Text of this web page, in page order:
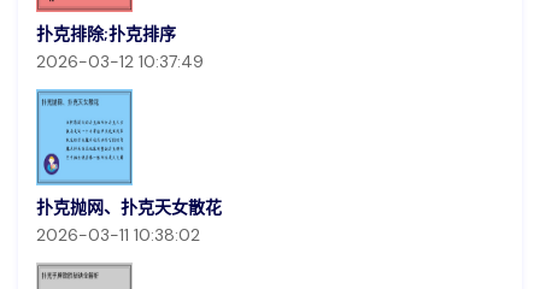
扑克排除;扑克排序
2026-03-12 10:37:49
扑克抛网、扑克天女散花
2026-03-11 10:38:02